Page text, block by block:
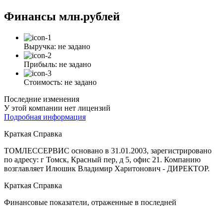
Финансы млн.рублей
Выручка: не задано
Прибыль: не задано
Стоимость: не задано
Последние изменения
У этой компании нет лицензий
Подробная информация
Краткая Справка
ТОМЛЕССЕРВИС основано в 31.01.2003, зарегистрировано
по адресу: г Томск, Красный пер, д 5, офис 21. Компанию
возглавляет Илюшик Владимир Харитонович - ДИРЕКТОР.
Краткая Справка
Финансовые показатели, отраженные в последней